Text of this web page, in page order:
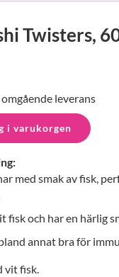
Twisters,
leverans
i varukorgen
med smak av fisk,
fisk och har en härlig
annat bra för
vit fisk.